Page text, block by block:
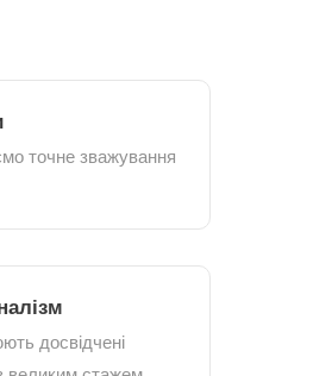
точне зважування
досвідчені